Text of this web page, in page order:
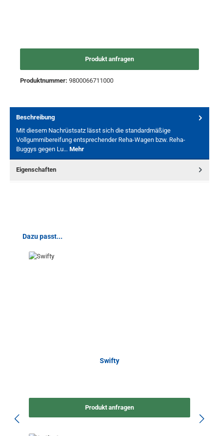
Produkt anfragen
Produktnummer: 9800066711000
Beschreibung
Mit diesem Nachrüstsatz lässt sich die standardmäßige
Vollgummibereifung entsprechender Reha-Wagen bzw. Reha-
Buggys gegen Lu… Mehr
Eigenschaften
Produktgalerie überspringen
Dazu passt...
Swifty
Produkt anfragen